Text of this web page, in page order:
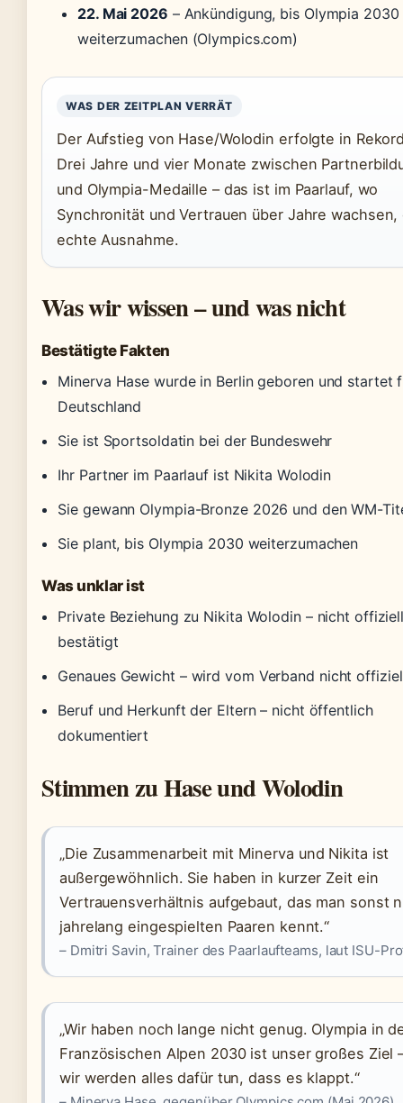
22. Mai 2026 – Ankündigung, bis Olympia 2030
weiterzumachen (Olympics.com)
WAS DER ZEITPLAN VERRÄT
Der Aufstieg von Hase/Wolodin erfolgte in
Drei Jahre und vier Monate zwischen
und Olympia-Medaille – das ist im Paarlauf, wo
Synchronität und Vertrauen über Jahre wachsen,
echte Ausnahme.
Was wir wissen – und was nicht
Bestätigte Fakten
Minerva Hase wurde in Berlin geboren und startet
Deutschland
Sie ist Sportsoldatin bei der Bundeswehr
Ihr Partner im Paarlauf ist Nikita Wolodin
Sie gewann Olympia-Bronze 2026 und den WM-
Sie plant, bis Olympia 2030 weiterzumachen
Was unklar ist
Private Beziehung zu Nikita Wolodin – nicht
bestätigt
Genaues Gewicht – wird vom Verband nicht
Beruf und Herkunft der Eltern – nicht öffentlich
dokumentiert
Stimmen zu Hase und Wolodin
„Die Zusammenarbeit mit Minerva und Nikita ist
außergewöhnlich. Sie haben in kurzer Zeit ein
Vertrauensverhältnis aufgebaut, das man sonst
jahrelang eingespielten Paaren kennt.“
– Dmitri Savin, Trainer des Paarlaufteams, laut ISU-
„Wir haben noch lange nicht genug. Olympia in
Französischen Alpen 2030 ist unser großes Ziel
wir werden alles dafür tun, dass es klappt.“